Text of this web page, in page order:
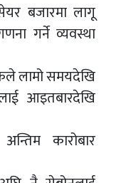
बजारमा लागू
गर्ने व्यवस्था
लामो समयदेखि
आइतबारदेखि
कारोबार